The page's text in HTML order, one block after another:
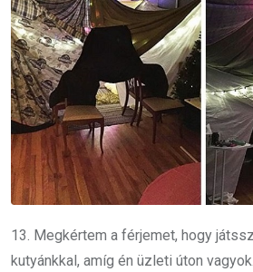
13. Megkértem a férjemet, hogy
kutyánkkal, amíg én üzleti úton